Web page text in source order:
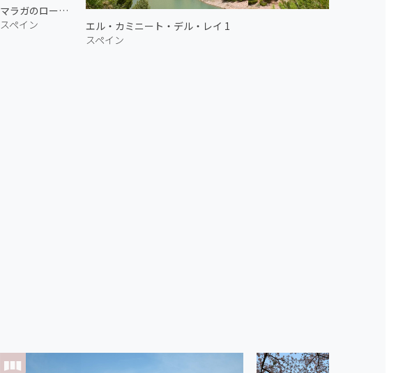
マラガのローマ劇場
スペイン
エル・カミニート・デル・レイ 1
スペイン